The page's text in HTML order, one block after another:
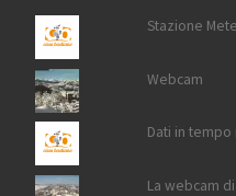
Stazione
Webcam
Dati in tempo
La webcam